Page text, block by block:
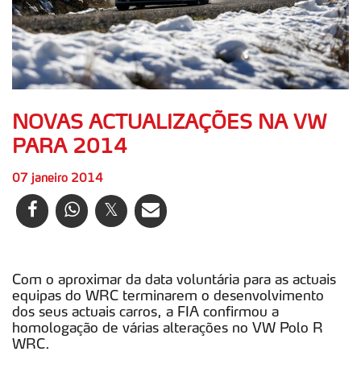
NOVAS ACTUALIZAÇÕES NA VW
PARA 2014
07 janeiro 2014
Com o aproximar da data voluntária para as actuais
equipas do WRC terminarem o desenvolvimento
dos seus actuais carros, a FIA confirmou a
homologação de várias alterações no VW Polo R
WRC.